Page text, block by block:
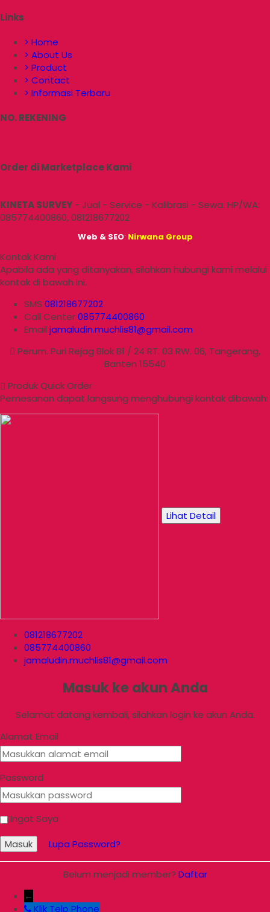
Links
> Home
> About Us
> Product
> Contact
> Informasi Terbaru
NO. REKENING
Order di Marketplace Kami
KINETA SURVEY - Jual - Service - Kalibrasi - Sewa. HP/WA:
085774400860, 081218677202
Web & SEO: Nirwana Group
Kontak Kami
Apabila ada yang ditanyakan, silahkan hubungi kami melalui
kontak di bawah ini.
SMS 081218677202
Call Center085774400860
Email jamaludin.muchlis81@gmail.com
Perum. Puri Rejag Blok B1 / 24 RT. 03 RW. 06, Tangerang,
Banten 15540
Produk Quick Order
Pemesanan dapat langsung menghubungi kontak dibawah:
Lihat Detail
081218677202
085774400860
jamaludin.muchlis81@gmail.com
Masuk ke akun Anda
Selamat datang kembali, silahkan login ke akun Anda.
Alamat Email
Password
Ingat Saya
Masuk
Lupa Password?
Belum menjadi member? Daftar
←
Klik Telp Phone